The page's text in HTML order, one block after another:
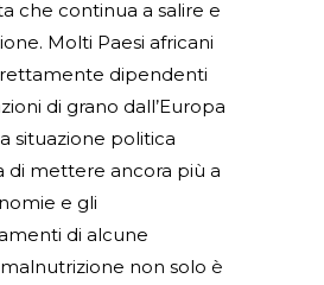
che continua a salire e
Molti Paesi africani
dipendenti
di grano dall’Europa
situazione politica
di mettere ancora più a
e gli
di alcune
malnutrizione non solo è